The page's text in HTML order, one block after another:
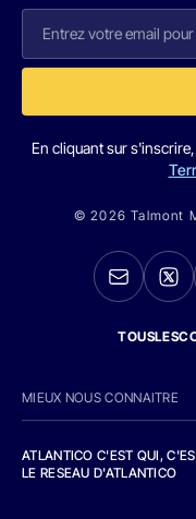
En cliquant sur
© 2026 Talmont
MIEUX NOUS CONNAITRE
ATLANTICO C'EST QUI,
LE RESEAU D'ATLANTICO